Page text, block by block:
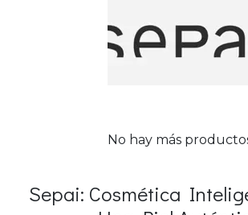
No hay más
Sepai: Cosmética